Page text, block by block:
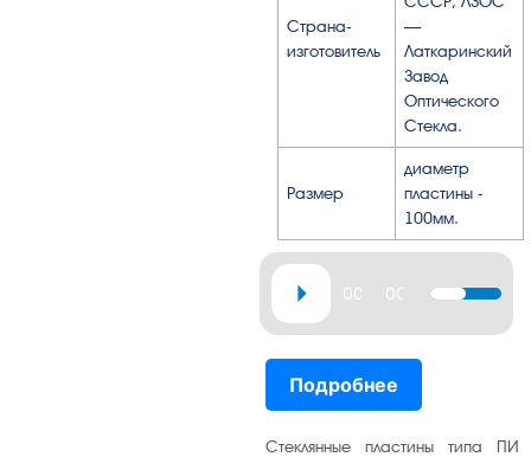
Страна-
изготовитель
—
Латкаринский
Завод
Оптического
Стекла.
Размер
диаметр
пластины -
100мм.
Аудиоплеер
00:0000:00
клавиши
увеличить
Подробнее
Стеклянные пластины типа ПИ